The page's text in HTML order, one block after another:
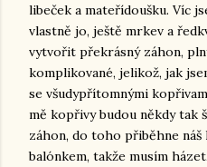
libeček a mateřídoušku. Víc
vlastně jo, ještě mrkev a
vytvořit překrásný záhon,
komplikované, jelikož, jak
se všudypřítomnými
mě kopřivy budou někdy tak
záhon, do toho přiběhne
balónkem, takže musím